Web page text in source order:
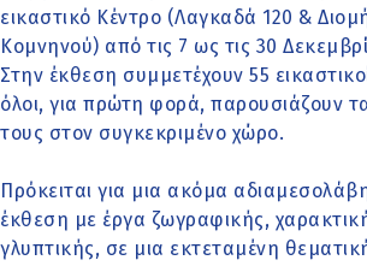
εικαστικό Κέντρο (Λαγκαδά 120 &
Κομνηνού) από τις 7 ως τις 30
Στην έκθεση συμμετέχουν 55
όλοι, για πρώτη φορά, παρουσιάζουν
τους στον συγκεκριμένο χώρο.
Πρόκειται για μια ακόμα
έκθεση με έργα ζωγραφικής,
γλυπτικής, σε μια εκτεταμένη